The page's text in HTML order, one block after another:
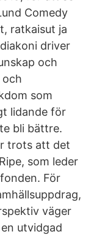
Comedy
ratkaisut ja
driver
och
som
lidande för
bli bättre.
trots att det
som leder
För
väger
utvidgad